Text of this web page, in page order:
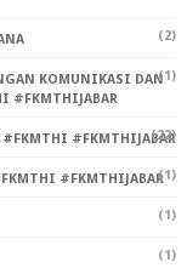
(2)
KOMUNIKASI DAN
#FKMTHIJABAR
(1)
#FKMTHIJABAR
(22)
#FKMTHIJABAR(1)
(1)
(1)